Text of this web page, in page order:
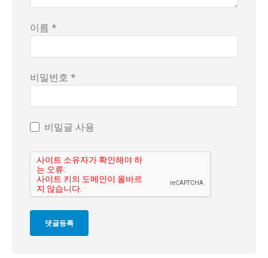
이름 *
비밀번호 *
비밀글 사용